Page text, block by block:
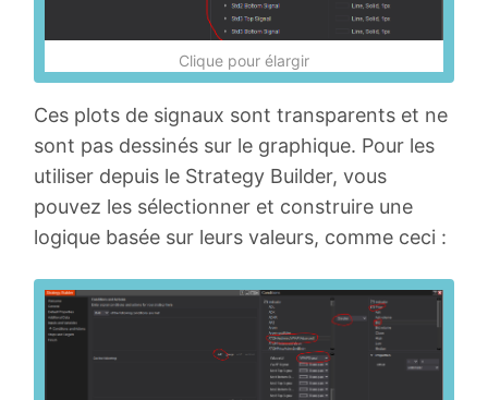
Clique pour élargir
Ces plots de signaux sont transparents et ne
sont pas dessinés sur le graphique. Pour les
utiliser depuis le Strategy Builder, vous
pouvez les sélectionner et construire une
logique basée sur leurs valeurs, comme ceci :